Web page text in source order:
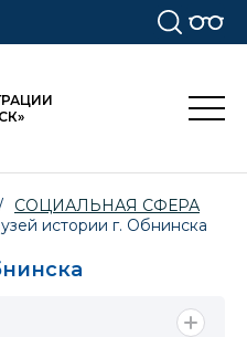
СОЦИАЛЬНАЯ СФЕРА
истории г. Обнинска